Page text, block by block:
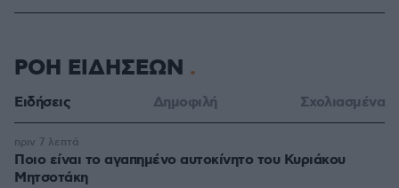
ΡΟΗ ΕΙΔΗΣΕΩΝ
Ειδήσεις Δημοφιλή Σχολιασμένα
Ποιο είναι το αγαπημένο αυτοκίνητο του Κυριάκου
Μητσοτάκη
πριν 7 λεπτά